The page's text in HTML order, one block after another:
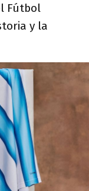
Fútbol
y la